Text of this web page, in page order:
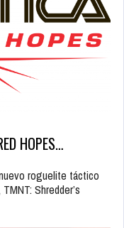
HOPES…
roguelite táctico
Shredder’s